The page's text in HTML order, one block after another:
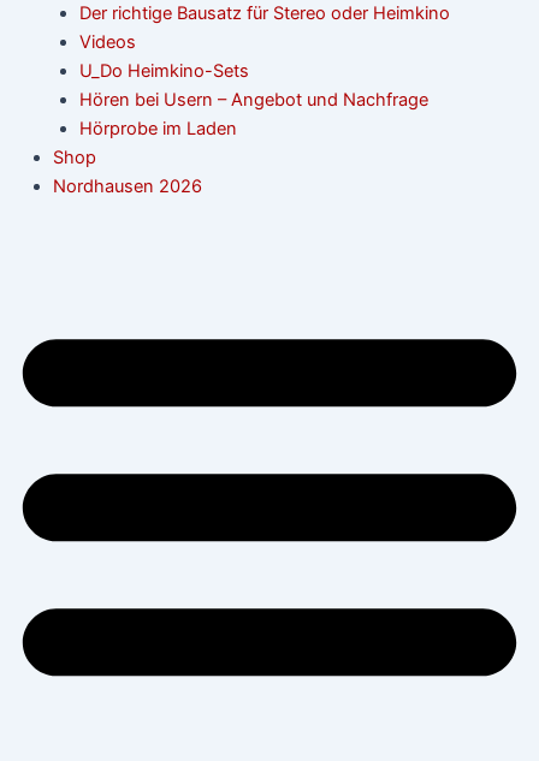
Der richtige Bausatz für Stereo oder Heimkino
Videos
U_Do Heimkino-Sets
Hören bei Usern – Angebot und Nachfrage
Hörprobe im Laden
Shop
Nordhausen 2026